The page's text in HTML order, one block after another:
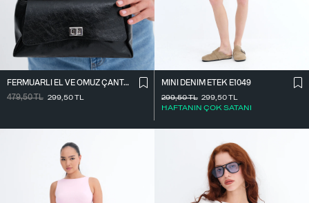
FERMUARLI EL VE OMUZ ÇANTASI Ç1070
479,50TL 299,50TL
MINI DENIM ETEK E1049
299,50TL
HAFTANIN ÇOK SATANI
299,50TL